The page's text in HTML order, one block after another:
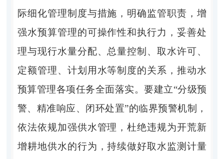
际细化管理制度与措施，明确监管职责，增
强水预算管理的可操作性和执行力，妥善处
理与现行水量分配、总量控制、取水许可、
定额管理、计划用水等制度的关系，推动水
预算管理各项任务全面落实。要建立“分级预
警、精准响应、闭环处置”的临界预警机制，
依法依规加强供水管理，杜绝违规为开荒新
增耕地供水的行为，持续做好取水监测计量